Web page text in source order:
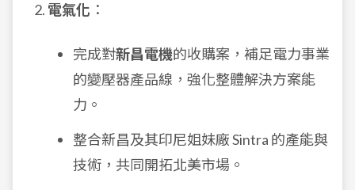
電氣化 ：
完成對新昌電機的收購案，補足電力事業
的變壓器產品線，強化整體解決方案能
力。
整合新昌及其印尼姐妹廠 Sintra 的產能與
技術，共同開拓北美市場。